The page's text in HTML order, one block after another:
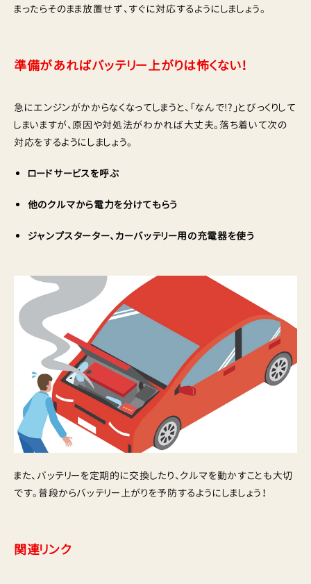
まったらそのまま放置せず、すぐに対応するようにしましょう。
準備があればバッテリー上がりは怖くない！
急にエンジンがかからなくなってしまうと、「なんで!?」とびっくりして
しまいますが、原因や対処法がわかれば大丈夫。落ち着いて次の
対応をするようにしましょう。
ロードサービスを呼ぶ
他のクルマから電力を分けてもらう
ジャンプスターター、カーバッテリー用の充電器を使う
また、バッテリーを定期的に交換したり、クルマを動かすことも大切
です。普段からバッテリー上がりを予防するようにしましょう！
関連リンク